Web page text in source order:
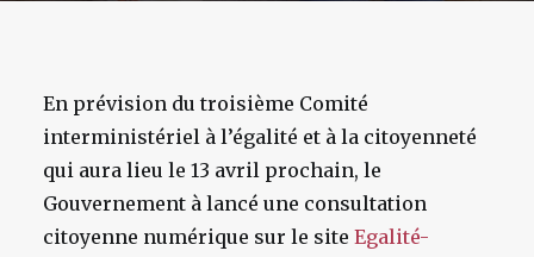
En prévision du troisième Comité
interministériel à l’égalité et à la citoyenneté
qui aura lieu le 13 avril prochain, le
Gouvernement à lancé une consultation
citoyenne numérique sur le site Egalité-